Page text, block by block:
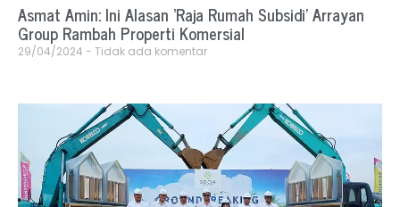
Asmat Amin: Ini Alasan ‘Raja Rumah Subsidi’ Arrayan
Group Rambah Properti Komersial
29/04/2024 Tidak ada komentar